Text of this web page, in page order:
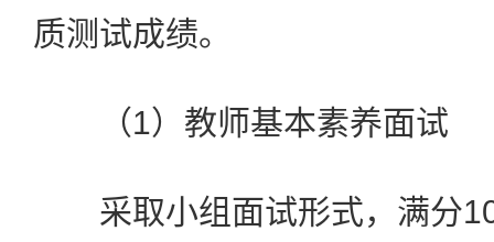
质测试成绩。
（1）教师基本素养面试
采取小组面试形式，满分